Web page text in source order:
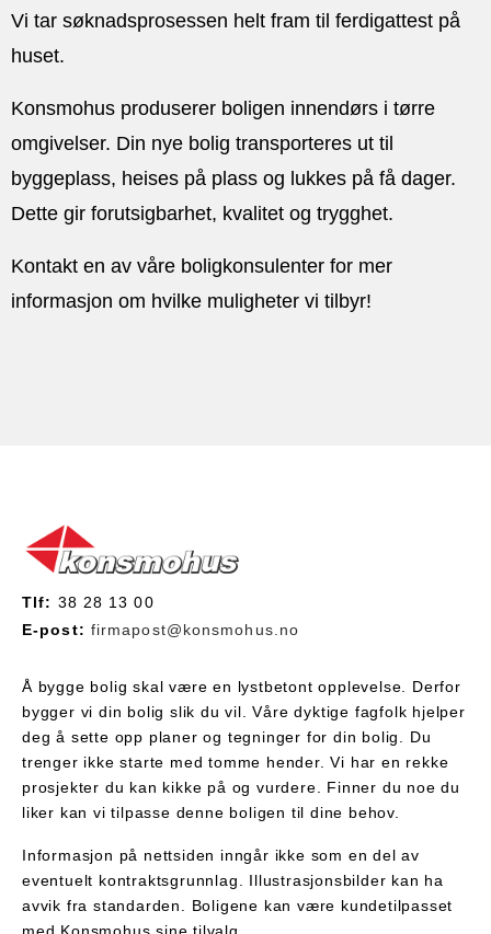
Vi tar søknadsprosessen helt fram til ferdigattest på
huset.
Konsmohus produserer boligen innendørs i tørre
omgivelser. Din nye bolig transporteres ut til
byggeplass, heises på plass og lukkes på få dager.
Dette gir forutsigbarhet, kvalitet og trygghet.
Kontakt en av våre boligkonsulenter for mer
informasjon om hvilke muligheter vi tilbyr!
Tlf: 38 28 13 00
E-post: firmapost@konsmohus.no
Å bygge bolig skal være en lystbetont opplevelse. Derfor
bygger vi din bolig slik du vil. Våre dyktige fagfolk hjelper
deg å sette opp planer og tegninger for din bolig. Du
trenger ikke starte med tomme hender. Vi har en rekke
prosjekter du kan kikke på og vurdere. Finner du noe du
liker kan vi tilpasse denne boligen til dine behov.
Informasjon på nettsiden inngår ikke som en del av
eventuelt kontraktsgrunnlag. Illustrasjonsbilder kan ha
avvik fra standarden. Boligene kan være kundetilpasset
med Konsmohus sine tilvalg.